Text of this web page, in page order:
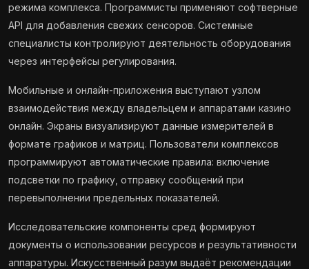
режима комплекса. Программисты применяют софтверные
API для добавления свежих сенсоров. Системные
специалисты контролируют деятельность оборудования
через интерфейсы регулирования.
Мобильные и онлайн-приложения выступают узлом
взаимодействия между владельцем и аппаратами казино
онлайн. Экраны визуализируют данные измерителей в
формате графиков и матриц. Пользователи комплексов
программируют автоматические правила: включение
подсветки по графику, отправку сообщений при
перевыполнении предельных показателей.
Исследовательские компоненты сред формируют
документы о использовании ресурсов и результативности
аппаратуры. Искусственный разум выдаёт рекомендации